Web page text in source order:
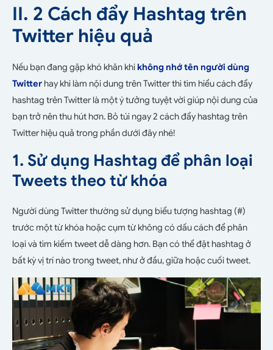
II. 2 Cách đẩy Hashtag trên
Twitter hiệu quả
Nếu bạn đang gặp khó khăn khi không nhớ tên người dùng
Twitter hay khi làm nội dung trên Twitter thì tìm hiểu cách đẩy
hashtag trên Twitter là một ý tưởng tuyệt vời giúp nội dung của
bạn trở nên thu hút hơn. Bỏ túi ngay 2 cách đẩy hashtag trên
Twitter hiệu quả trong phần dưới đây nhé!
1. Sử dụng Hashtag để phân loại
Tweets theo từ khóa
Người dùng Twitter thường sử dụng biểu tượng hashtag (#)
trước một từ khóa hoặc cụm từ không có dấu cách để phân
loại và tìm kiếm tweet dễ dàng hơn. Bạn có thể đặt hashtag ở
bất kỳ vị trí nào trong tweet, như ở đầu, giữa hoặc cuối tweet.